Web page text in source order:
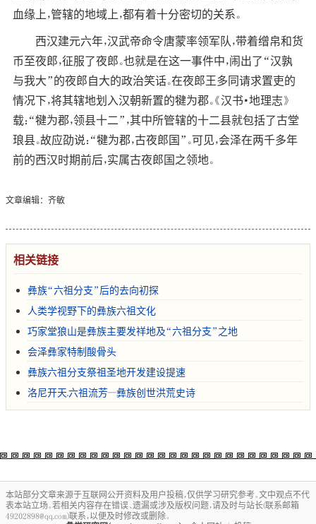
血缘上，管辖的地域上，都有着十分密切的关系。
西汉建元六年，汉武帝命令唐蒙率领军队，带着缯帛和货
币至夜郎，征服了夜郎。也就是在这一事件中，闹出了“汉孰
与我大”的夜郎自大的政治笑话。在夜郎王多同请求置吏的
情况下，将其辖地划入汉朝新置的犍为郡。《汉书·地理志》
载：“犍为郡，领县十二”，其中所管辖的十二县就包括了古堂
琅县。故应劭说：“犍为郡，古夜郎国”。可见，会泽在两千多年
前的西汉时期前后，实属古夜郎国之领地。
文章编辑：齐敏
相关链接
彝族“六祖分支”后的去向初探
人类学视野下的彝族六祖文化
巧家堂狼山是彝族主要发祥地及“六祖分支”之地
会泽彝家特制酸骨头
彝族六祖分支祭祖圣地开发建设提速
洛尼开天.六祖流芳--彝族创世洪荒史诗
本站部分文章来源于互联网公开资料及用户投稿，仅供学习研究参考。文中观点不代
表本站立场。若相关内容存在错误、遗漏或涉及版权问题，请及时与站长(联系邮箱
49202898@qq.com)联系，以便及时修改或删除。